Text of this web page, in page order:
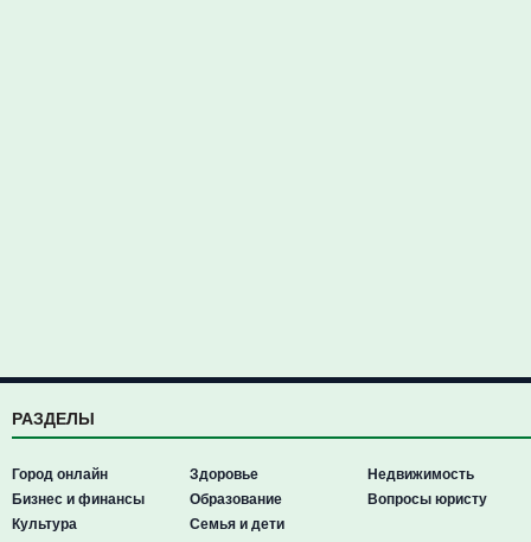
РАЗДЕЛЫ
Город онлайн
Бизнес и финансы
Культура
Здоровье
Образование
Семья и дети
Недвижимость
Вопросы юристу